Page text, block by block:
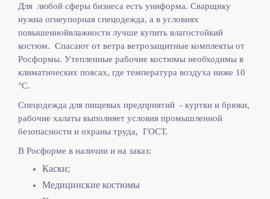
Для любой сферы бизнеса есть униформа. Сварщику
нужна огнеупорная спецодежда, а в условиях
повышеннойвлажности лучше купить влагостойкий
костюм. Спасают от ветра ветрозащитные комплекты от
Росформы. Утепленные рабочие костюмы необходимы в
климатических поясах, где температура воздуха ниже 10
°C.
Спецодежда для пищевых предприятий - куртки и брюки,
рабочие халаты выполняет условия промышленной
безопасности и охраны труда, ГОСТ.
В Росформе в наличии и на заказ:
Каски;
Медицинские костюмы